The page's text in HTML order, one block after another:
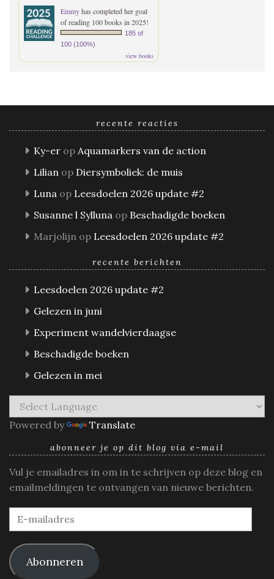
Emmyhas completed her goal
of reading 100 books in 2025!
185 of
100 (100%)
view books
recente reacties
Ky-er op Aquamarkers van de action
Lilian op Diersymboliek: de muis
Luna op Leesdoelen 2026 update #2
Susanne l Sylluna op Beschadigde boeken
Marjolijn op Leesdoelen 2026 update #2
recente berichten
Leesdoelen 2026 update #2
Gelezen in juni
Experiment wandelvierdaagse
Beschadigde boeken
Gelezen in mei
Powered by Translate
abonneer je op dit blog via e-mail
Vul je emailadres in om in te schrijven op deze blog en
emailmeldingen te ontvangen van nieuwe berichten.
E-
mailadres
Abonneren